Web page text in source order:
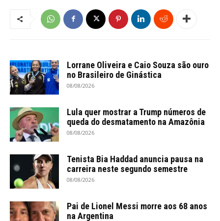
Lorrane Oliveira e Caio Souza são ouro
no Brasileiro de Ginástica
08/08/2026
Lula quer mostrar a Trump números de
queda do desmatamento na Amazônia
08/08/2026
Tenista Bia Haddad anuncia pausa na
carreira neste segundo semestre
08/08/2026
Pai de Lionel Messi morre aos 68 anos
na Argentina